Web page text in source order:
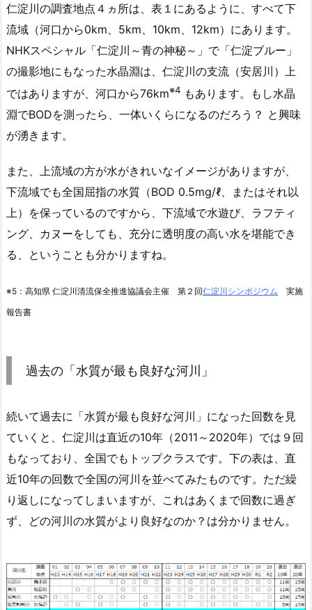
仁淀川の調査地点４ヵ所は、表１にあるように、すべて下
流域（河口から0km、5km、10km、12km）にあります。
NHKスペシャル「仁淀川～青の神秘～」で「仁淀ブルー」
の撮影地にもなった水晶淵は、仁淀川の支流（安居川）上
ではありますが、河口から76km※4 もあります。もし水晶
淵でBODを測ったら、一体いくらになるのだろう？ と興味
が湧きます。
また、上流域の方が水がきれいなイメージがありますが、
下流域でも全国屈指の水質（BOD 0.5mg/ℓ、またはそれ以
上）を保っているのですから、下流域で水遊び、ラフティ
ング、カヌーをしても、充分に透明度の高い水を堪能でき
る、ということも分かりますね。
※5：高知県 仁淀川清流保全推進協議会主催 第２回仁淀川シンポジウム 実施
報告書
過去の「水質が最も良好な河川」
続いて過去に「水質が最も良好な河川」になった回数を見
ていくと、仁淀川は直近の10年（2011～2020年）では９回
もなっており、全国でもトップクラスです。下の表は、直
近10年の回数で全国の河川を並べてみたものです。ただ繰
り返しになってしまいますが、これはあくまで回数に過ぎ
ず、どの河川の水質がより良好なのか？は分かりません。